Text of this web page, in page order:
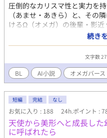
圧倒的なカリスマ性と実力を
（あませ・あきら）と、その
けるΩ（オメガ）の後輩・影
は、世間のイメージする「可
愛想な自分に劣等感を抱きな
であることを自らに課してい
封じ、冷徹な仮面を被って耀
ある放課後の練習後、耀の無
という言葉が、侑久が築き上
続き
文字数
BL AI小説 オメガバース
短編 完結 なし
お気に入り : 188 24h.ポイント :
天使から美形へと成長し
に呼ばれたら